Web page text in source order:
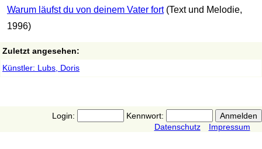
Warum läufst du von deinem Vater fort (Text und Melodie,
1996)
Zuletzt angesehen:
Künstler: Lubs, Doris
Login:
Kennwort:
Datenschutz
Impressum